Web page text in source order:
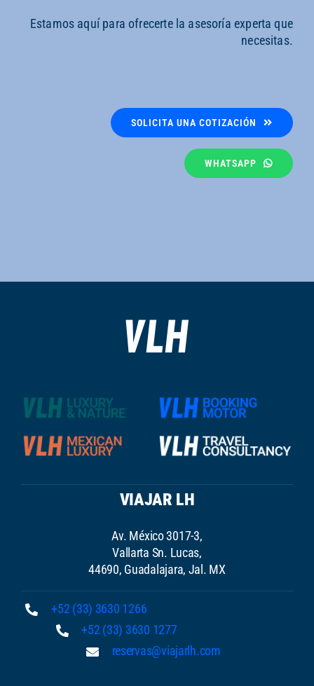
Estamos aquí para ofrecerte la asesoría experta que
necesitas.
SOLICITA UNA COTIZACIÓN
WHATSAPP
VIAJAR LH
Av. México 3017-3,
Vallarta Sn. Lucas,
44690, Guadalajara, Jal. MX
+52 (33) 3630 1266
+52 (33) 3630 1277
reservas@viajarlh.com